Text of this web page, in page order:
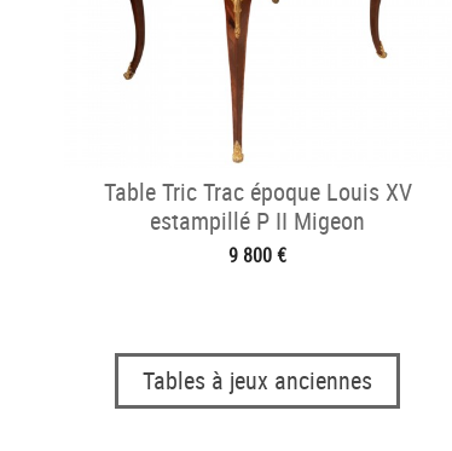
Table Tric Trac époque Louis XV
estampillé P II Migeon
9 800 €
Tables à jeux anciennes